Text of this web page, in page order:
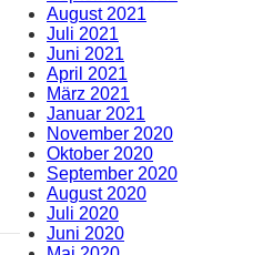
August 2021
Juli 2021
Juni 2021
April 2021
März 2021
Januar 2021
November 2020
Oktober 2020
September 2020
August 2020
Juli 2020
Juni 2020